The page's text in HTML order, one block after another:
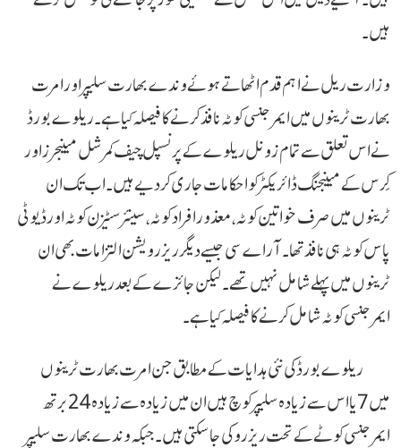
ہیں۔
وزارت ریل نے اہم قدم اٹھاتے ہوئے وندے بھارت سلیپر اور امرت
بھارت ٹرینوں میں ایمرجنسی کوٹہ نافذ کرنے کا فیصلہ کیا ہے۔ ریلوے بورڈ
نے اس تعلق سے تمام زونل ریلوے کے پرنسپل چیف کمرشل مینیجرز اور
کِرس کے مینیجنگ ڈائریکٹر کو احکامات جاری کر دیے ہیں۔ اب تک ان
ٹرینوں میں صرف خواتین کوٹہ، معذور افراد کوٹہ، سینئر سٹیزن کوٹہ اور ڈیوٹی
پاس کوٹہ ہی نافذ تھا۔ آر اے سی جیسے دیگر ریزرویشن التزامات بھی ان
ٹرینوں میں پہلے شامل نہیں تھے۔ لیکن جائزے کے بعد ریلوے نے
ایمرجنسی کوٹہ شامل کرنے کا فیصلہ کیا ہے۔
ریلوے بورڈ کی نئی ہدایات کے مطابق جن امرت بھارت ٹرینوں
میں 7 یا اس سے زیادہ سلیپر کوچ ہیں ان میں زیادہ سے زیادہ 24 برتھ
ایمرجنسی کوٹے کے تحت ریزرو کی جا سکتی ہیں۔ جبکہ وندے بھارت سلیپر